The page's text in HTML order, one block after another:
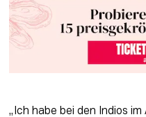
„Ich habe bei den Indios